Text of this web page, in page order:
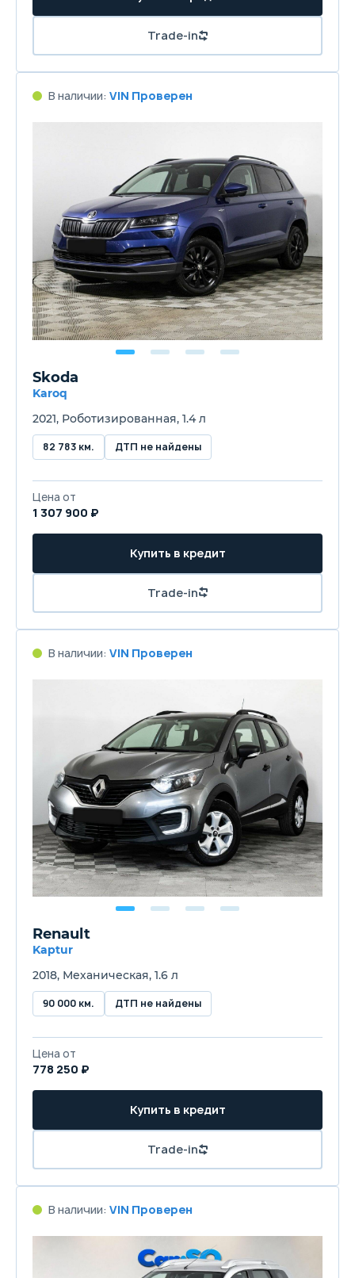
Trade-in
В наличии: VIN Проверен
Skoda
Karoq
2021, Роботизированная, 1.4 л
82 783 км. ДТП не найдены
Цена от
1 307 900 ₽
Купить в кредит
Trade-in
В наличии: VIN Проверен
Renault
Kaptur
2018, Механическая, 1.6 л
90 000 км. ДТП не найдены
Цена от
778 250 ₽
Купить в кредит
Trade-in
В наличии: VIN Проверен